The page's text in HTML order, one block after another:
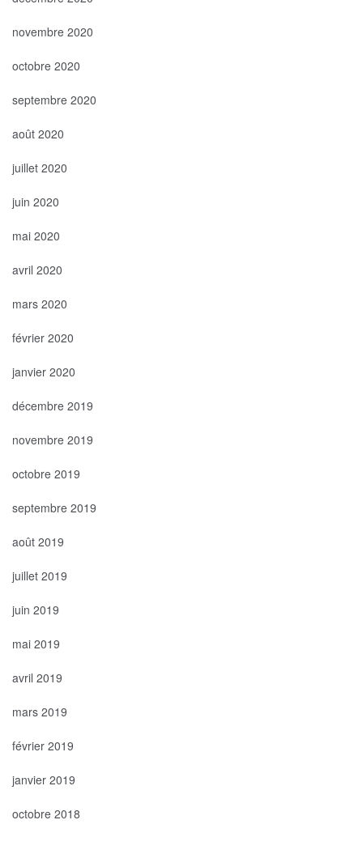
novembre 2020
octobre 2020
septembre 2020
août 2020
juillet 2020
juin 2020
mai 2020
avril 2020
mars 2020
février 2020
janvier 2020
décembre 2019
novembre 2019
octobre 2019
septembre 2019
août 2019
juillet 2019
juin 2019
mai 2019
avril 2019
mars 2019
février 2019
janvier 2019
octobre 2018